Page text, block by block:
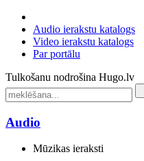
Audio ierakstu katalogs
Video ierakstu katalogs
Par portālu
Tulkošanu nodrošina Hugo.lv
Audio
Mūzikas ieraksti